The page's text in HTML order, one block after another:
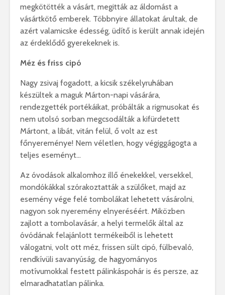
megkötötték a vásárt, megitták az áldomást a
vásártkötő emberek. Többnyire állatokat árultak, de
azért valamicske édesség, üdítő is került annak idején
az érdeklődő gyerekeknek is.
Méz és friss cipó
Nagy zsivaj fogadott, a kicsik székelyruhában
készültek a maguk Márton-napi vásárára,
rendezgették portékáikat, próbálták a rigmusokat és
nem utolsó sorban megcsodálták a kifürdetett
Mártont, a libát, vitán felül, ő volt az est
főnyereménye! Nem véletlen, hogy végiggágogta a
teljes eseményt…
Az óvodások alkalomhoz illő énekekkel, versekkel,
mondókákkal szórakoztatták a szülőket, majd az
esemény vége felé tombolákat lehetett vásárolni,
nagyon sok nyeremény elnyeréséért. Miközben
zajlott a tombolavásár, a helyi termelők által az
óvódának felajánlott termékeiből is lehetett
válogatni, volt ott méz, frissen sült cipó, fülbevaló,
rendkívüli savanyúság, de hagyományos
motívumokkal festett pálinkáspohár is és persze, az
elmaradhatatlan pálinka.